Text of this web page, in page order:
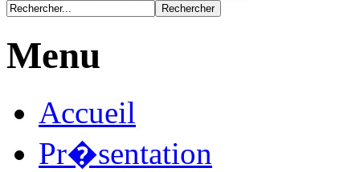
Menu
Accueil
Pr�sentation